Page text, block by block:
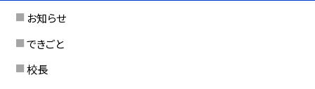
お知らせ
できごと
校長